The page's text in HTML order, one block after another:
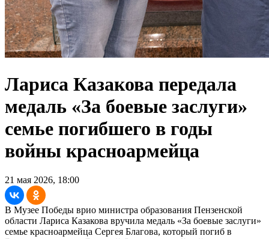
Лариса Казакова передала
медаль «За боевые заслуги»
семье погибшего в годы
войны красноармейца
21 мая 2026, 18:00
В Музее Победы врио министра образования Пензенской
области Лариса Казакова вручила медаль «За боевые заслуги»
семье красноармейца Сергея Благова, который погиб в